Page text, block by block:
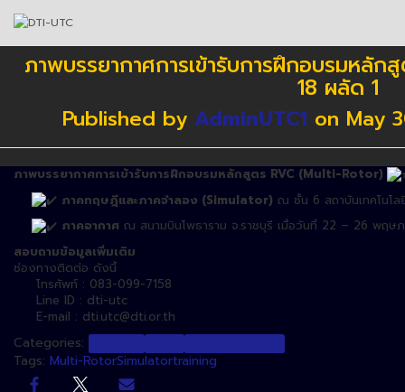
ภาพบรรยากาศการเข้ารับการฝึกอบรมหลั
18 ผลัด 1
Published by AdminUTC1 on May
ภาพบรรยากาศการเข้ารับการฝึกอบรมหลักสูตร RVC (Multi-Rotor)
ภาคทฤษฎีและภาคจำลอง (Simulator) ณ ชั้น 6 สถาบันเทคโน
ภาคอากาศ ณ สนามบินโพธาราม จ.ราชบุรี เมื่อวันที่ 22 – 26 พฤษ
สอบถามข้อมูลเพิ่มเติม
ช่องทางติดต่อ ดังนี้
โทรศัพท์ : 083-099-7158
Line ID : dti-utc
E-mail : dti.utc@dti.or.th
Categories:
Tags: Multi-RotorSimulatortraining